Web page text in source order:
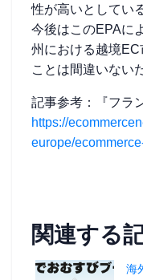
性が高いとしてい
今後はこのEPAに
州における越境
ことは間違いない
記事参考：『フラ
https://
europe/
関連する
海